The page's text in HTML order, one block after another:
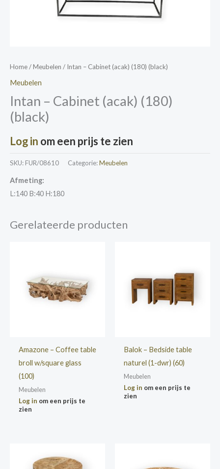
Home/Meubelen / Intan – Cabinet (acak) (180) (black)
Meubelen
Intan – Cabinet (acak) (180)
(black)
Log in om een prijs te zien
SKU: FUR/08610 Categorie:Meubelen
Afmeting:
L:140 B:40 H:180
Gerelateerde producten
Amazone – Coffee table
broll w/square glass
(100)
Meubelen
Log in om een prijs te
zien
Balok – Bedside table
naturel (1-dwr) (60)
Meubelen
Log in om een prijs te
zien